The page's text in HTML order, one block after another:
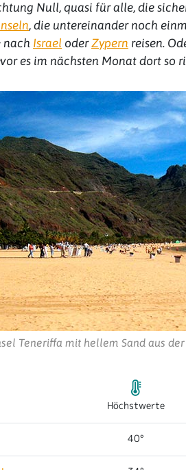
Null, quasi für alle, die
, die untereinander noch
nach Israel oderZypern reisen.
es im nächsten Monat dort so
Teneriffa mit hellem Sand aus
Höchstwerte
40°